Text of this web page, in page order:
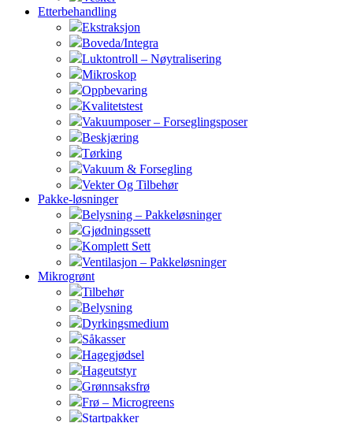
Etterbehandling
Ekstraksjon
Boveda/Integra
Luktontroll – Nøytralisering
Mikroskop
Oppbevaring
Kvalitetstest
Vakuumposer – Forseglingsposer
Beskjæring
Tørking
Vakuum & Forsegling
Vekter Og Tilbehør
Pakke-løsninger
Belysning – Pakkeløsninger
Gjødningssett
Komplett Sett
Ventilasjon – Pakkeløsninger
Mikrogrønt
Tilbehør
Belysning
Dyrkingsmedium
Såkasser
Hagegjødsel
Hageutstyr
Grønnsaksfrø
Frø – Microgreens
Startpakker